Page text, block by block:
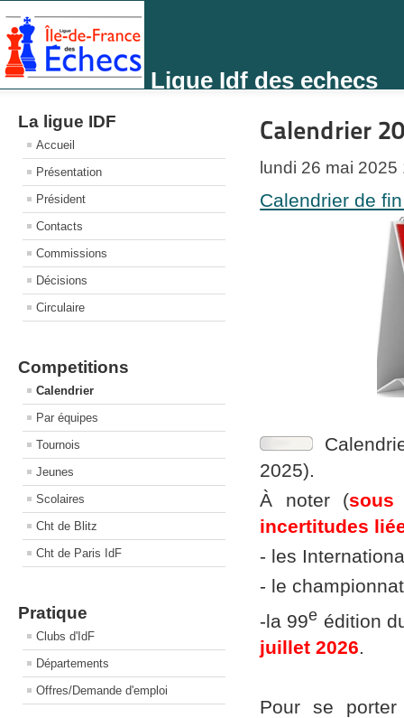
Ligue Idf des echecs
La ligue IDF
Accueil
Présentation
Président
Contacts
Commissions
Décisions
Circulaire
Competitions
Calendrier
Par équipes
Tournois
Jeunes
Scolaires
Cht de Blitz
Cht de Paris IdF
Pratique
Clubs d'IdF
Départements
Offres/Demande d'emploi
Calendrier
lundi 26 mai 2025
Calendrier de
2025).
À noter (sous
incertitudes
- les
- le
-la 99e édition
juillet 2026.
Pour se